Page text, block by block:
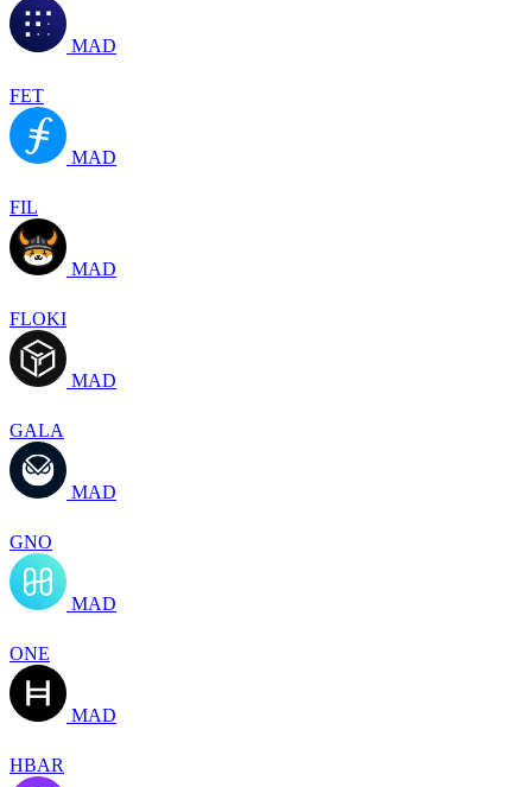
MAD
FET
MAD
FIL
MAD
FLOKI
MAD
GALA
MAD
GNO
MAD
ONE
MAD
HBAR